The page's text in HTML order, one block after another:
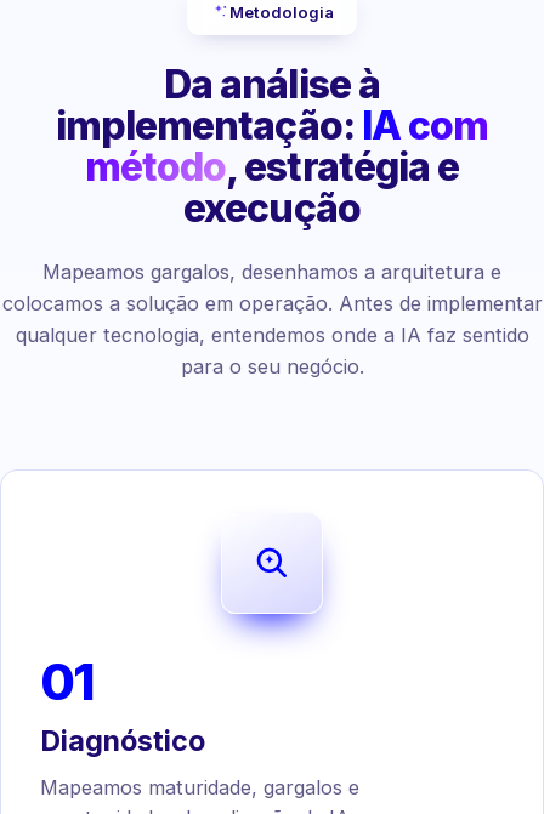
Metodologia
Da análise à
implementação: IA com
método, estratégia e
execução
Mapeamos gargalos, desenhamos a arquitetura e
colocamos a solução em operação. Antes de implementar
qualquer tecnologia, entendemos onde a IA faz sentido
para o seu negócio.
01
Diagnóstico
Mapeamos maturidade, gargalos e